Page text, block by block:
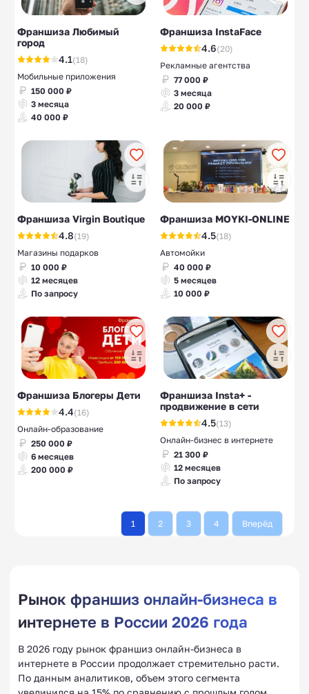
Франшиза Любимый
город
4.1(18)
Мобильные приложения
150 000 ₽
3 месяца
40 000 ₽
Франшиза InstaFace
4.6(20)
Рекламные агентства
77 000 ₽
3 месяца
20 000 ₽
Франшиза Virgin Boutique
4.8(19)
Магазины подарков
10 000 ₽
12 месяцев
По запросу
Франшиза MOYKI-ONLINE
4.5(18)
Автомойки
40 000 ₽
5 месяцев
10 000 ₽
Франшиза Блогеры Дети
4.4(16)
Онлайн-образование
250 000 ₽
6 месяцев
200 000 ₽
Франшиза Insta+ -
продвижение в сети
4.5(13)
Онлайн-бизнес в интернете
21 300 ₽
12 месяцев
По запросу
1 2 3 4 Вперёд
Рынок франшиз онлайн-бизнеса в
интернете в России 2026 года
В 2026 году рынок франшиз онлайн-бизнеса в
интернете в России продолжает стремительно расти.
По данным аналитиков, объем этого сегмента